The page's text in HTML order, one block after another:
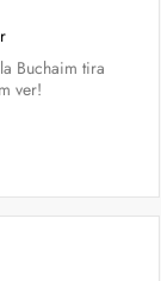
Buchaim tira
ver!